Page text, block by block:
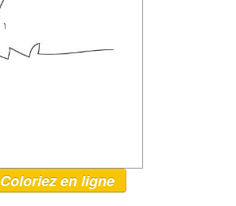
Coloriez en ligne